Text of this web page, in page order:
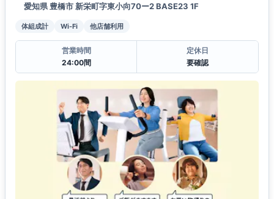
愛知県 豊橋市 新栄町字東小向70ー2 BASE23 1F
体組成計 Wi-Fi 他店舗利用
営業時間
24:00間
定休日
要確認